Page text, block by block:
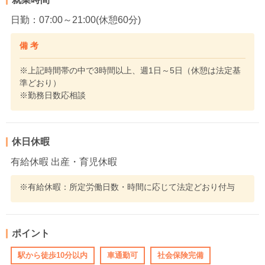
日勤：07:00～21:00(休憩60分)
備 考
※上記時間帯の中で3時間以上、週1日～5日（休憩は法定基
準どおり）
※勤務日数応相談
休日休暇
有給休暇 出産・育児休暇
※有給休暇：所定労働日数・時間に応じて法定どおり付与
ポイント
駅から徒歩10分以内 車通勤可 社会保険完備